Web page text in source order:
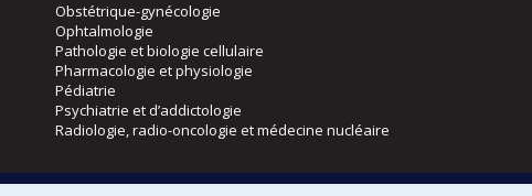
Obstétrique-gynécologie
Ophtalmologie
Pathologie et biologie cellulaire
Pharmacologie et physiologie
Pédiatrie
Psychiatrie et d’addictologie
Radiologie, radio-oncologie et médecine nucléaire